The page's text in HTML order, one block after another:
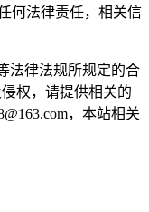
何法律责任，相关信
法律法规所规定的合
权，请提供相关的
，本站相关